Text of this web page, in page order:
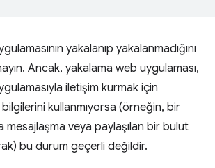
yakalanıp yakalanmadığını
Ancak, yakalama web uygulaması,
iletişim kurmak için
bilgilerini kullanmıyorsa (örneğin, bir
mesajlaşma veya paylaşılan bir bulut
bu durum geçerli değildir.